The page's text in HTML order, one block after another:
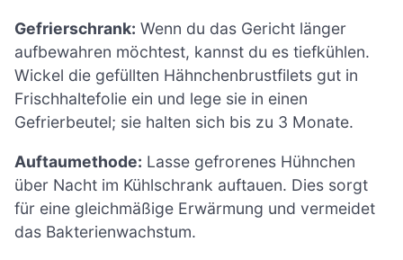
Gefrierschrank: Wenn du das Gericht länger
aufbewahren möchtest, kannst du es tiefkühlen.
Wickel die gefüllten Hähnchenbrustfilets gut in
Frischhaltefolie ein und lege sie in einen
Gefrierbeutel; sie halten sich bis zu 3 Monate.
Auftaumethode: Lasse gefrorenes Hühnchen
über Nacht im Kühlschrank auftauen. Dies sorgt
für eine gleichmäßige Erwärmung und vermeidet
das Bakterienwachstum.